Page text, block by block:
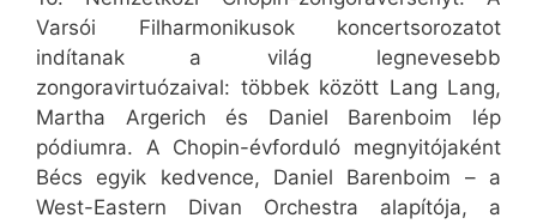
Varsói Filharmonikusok koncertsorozatot
indítanak a világ legnevesebb
zongoravirtuózaival: többek között Lang Lang,
Martha Argerich és Daniel Barenboim lép
pódiumra. A Chopin-évforduló megnyitójaként
Bécs egyik kedvence, Daniel Barenboim – a
West-Eastern Divan Orchestra alapítója, a